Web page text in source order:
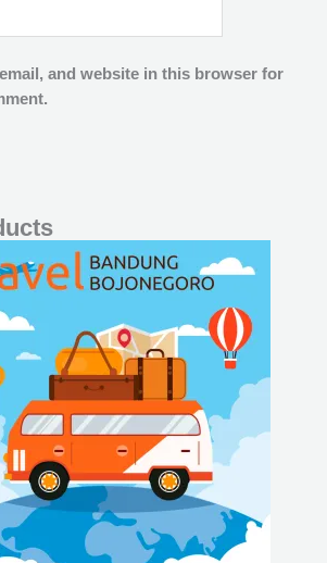
and website in this browser for